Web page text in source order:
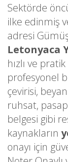
Sektörde
ilke edinmiş
adresi
Letonyaca
hızlı ve
profesyonel
çevirisi,
ruhsat,
belgesi gibi
kaynakların
onayı için